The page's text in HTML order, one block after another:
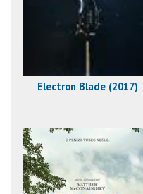
Electron Blade (2017)